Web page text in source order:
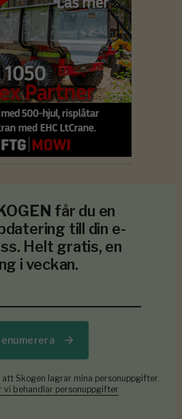
får du en
till din e-
Helt gratis, en
i veckan.
att Skogen lagrar mina personuppgifter.
vi behandlar personuppgifter